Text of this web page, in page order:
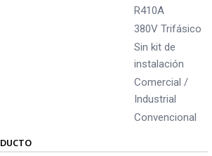
R410A
380V Trifásico
Sin kit de
instalación
Comercial /
Industrial
Convencional